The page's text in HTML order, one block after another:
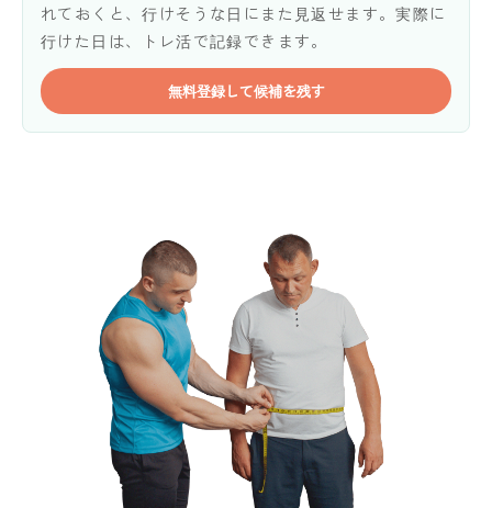
れておくと、行けそうな日にまた見返せます。実際に
行けた日は、トレ活で記録できます。
無料登録して候補を残す